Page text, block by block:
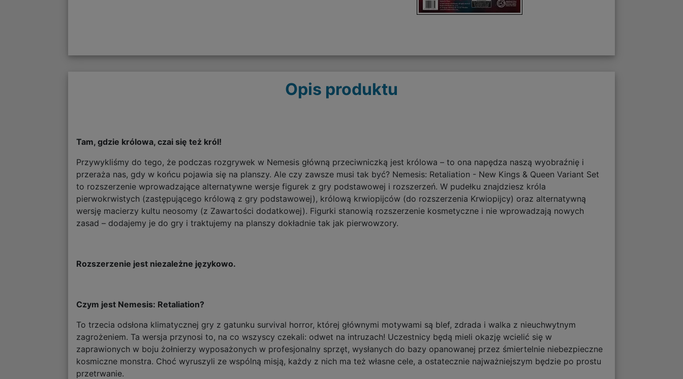
Opis produktu
Tam, gdzie królowa, czai się też król!
Przywykliśmy do tego, że podczas rozgrywek w Nemesis główną przeciwniczką jest królowa – to ona napędza naszą wyobraźnię i
przeraża nas, gdy w końcu pojawia się na planszy. Ale czy zawsze musi tak być? Nemesis: Retaliation - New Kings & Queen Variant Set
to rozszerzenie wprowadzające alternatywne wersje figurek z gry podstawowej i rozszerzeń. W pudełku znajdziesz króla
pierwokrwistych (zastępującego królową z gry podstawowej), królową krwiopijców (do rozszerzenia Krwiopijcy) oraz alternatywną
wersję macierzy kultu neosomy (z Zawartości dodatkowej). Figurki stanowią rozszerzenie kosmetyczne i nie wprowadzają nowych
zasad – dodajemy je do gry i traktujemy na planszy dokładnie tak jak pierwowzory.
Rozszerzenie jest niezależne językowo.
Czym jest Nemesis: Retaliation?
To trzecia odsłona klimatycznej gry z gatunku survival horror, której głównymi motywami są blef, zdrada i walka z nieuchwytnym
zagrożeniem. Ta wersja przynosi to, na co wszyscy czekali: odwet na intruzach! Uczestnicy będą mieli okazję wcielić się w
zaprawionych w boju żołnierzy wyposażonych w profesjonalny sprzęt, wysłanych do bazy opanowanej przez śmiertelnie niebezpieczne
kosmiczne monstra. Choć wyruszyli ze wspólną misją, każdy z nich ma też własne cele, a ostatecznie najważniejszym będzie po prostu
przetrwanie.